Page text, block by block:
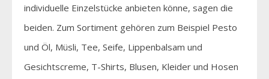
individuelle Einzelstücke anbieten könne, sagen die
beiden. Zum Sortiment gehören zum Beispiel Pesto
und Öl, Müsli, Tee, Seife, Lippenbalsam und
Gesichtscreme, T-Shirts, Blusen, Kleider und Hosen